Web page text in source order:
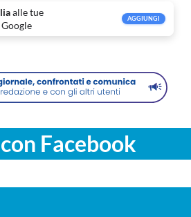
alle tue
Google
AGGIUNGI
Facebook